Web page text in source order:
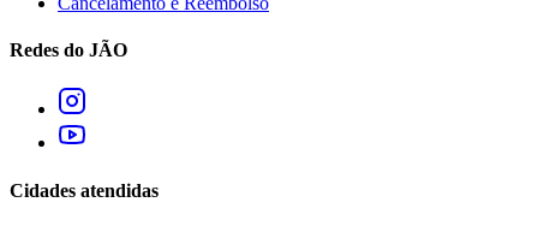
Redes do JÃO
Cidades atendidas